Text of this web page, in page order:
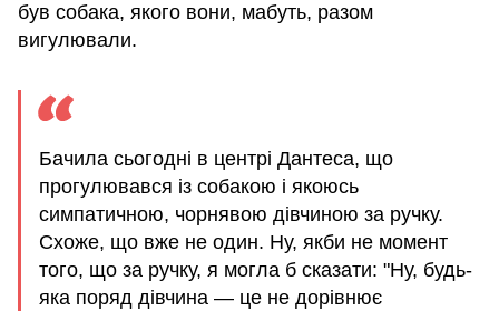
був собака, якого вони, мабуть, разом
вигулювали.
Бачила сьогодні в центрі Дантеса, що
прогулювався із собакою і якоюсь
симпатичною, чорнявою дівчиною за ручку.
Схоже, що вже не один. Ну, якби не момент
того, що за ручку, я могла б сказати: "Ну, будь-
яка поряд дівчина — це не дорівнює